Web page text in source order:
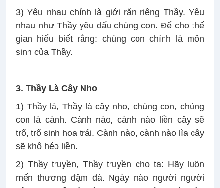
3) Yêu nhau chính là giới răn riêng Thầy. Yêu
nhau như Thầy yêu dấu chúng con. Để cho thế
gian hiểu biết rằng: chúng con chính là môn
sinh của Thầy.
3. Thầy Là Cây Nho
1) Thầy là, Thầy là cây nho, chúng con, chúng
con là cành. Cành nào, cành nào liền cây sẽ
trổ, trổ sinh hoa trái. Cành nào, cành nào lìa cây
sẽ khô héo liền.
2) Thầy truyền, Thầy truyền cho ta: Hãy luôn
mến thương đậm đà. Ngày nào người người